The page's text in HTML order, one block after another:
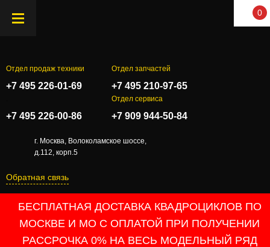
0
Отдел продаж техники
+7 495 226-01-69
Отдел запчастей
+7 495 210-97-65
+7 495 226-00-86
Отдел сервиса
+7 909 944-50-84
г. Москва, Волоколамское шоссе,
д.112, корп.5
Обратная связь
БЕСПЛАТНАЯ ДОСТАВКА КВАДРОЦИКЛОВ ПО
МОСКВЕ И МО С ОПЛАТОЙ ПРИ ПОЛУЧЕНИИ
РАССРОЧКА 0% НА ВЕСЬ МОДЕЛЬНЫЙ РЯД